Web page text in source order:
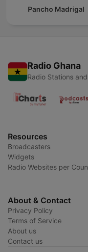
Pancho Madrigal
Radio Ghana
Radio Stations
Resources
Broadcasters
Widgets
Radio Websites per
About & Contact
Privacy Policy
Terms of Service
About us
Contact us